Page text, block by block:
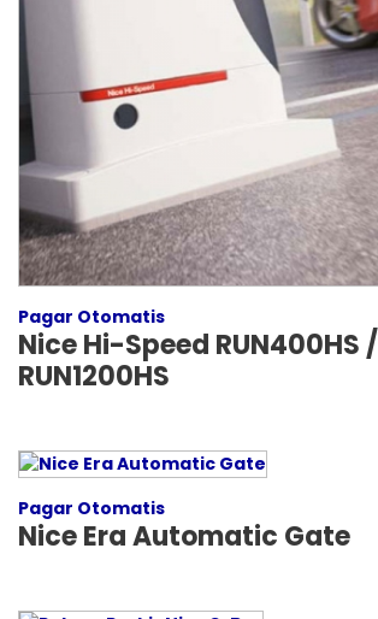
Pagar Otomatis
Nice Hi-Speed RUN400HS /
RUN1200HS
Pagar Otomatis
Nice Era Automatic Gate